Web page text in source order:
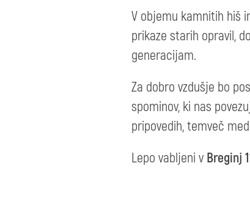
V objemu kamnitih hiš
prikaze starih opravil,
generacijam.
Za dobro vzdušje bo
spominov, ki nas
pripovedih, temveč
Lepo vabljeni v Breginj